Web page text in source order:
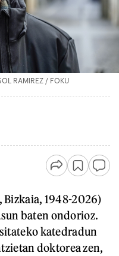
RAMIREZ / FOKU
Bizkaia, 1948-2026)
baten ondorioz.
katedradun
doktorea zen,